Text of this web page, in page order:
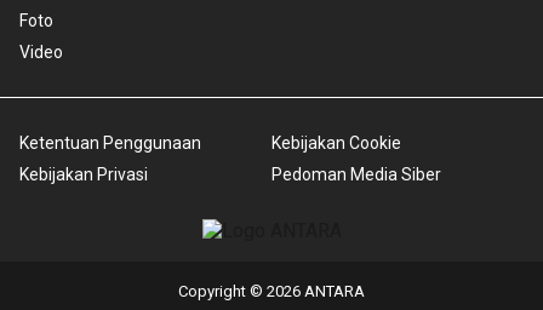
Foto
Video
Ketentuan Penggunaan
Kebijakan Privasi
Kebijakan Cookie
Pedoman Media Siber
Copyright © 2026 ANTARA